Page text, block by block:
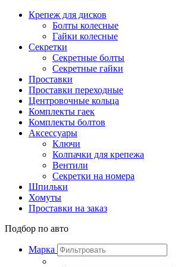
Крепеж для дисков
Болты колесные
Гайки колесные
Секретки
Секретные болты
Секретные гайки
Проставки
Проставки переходные
Центровочные кольца
Комплекты гаек
Комплекты болтов
Аксессуары
Ключи
Колпачки для крепежа
Вентили
Секретки на номера
Шпильки
Хомуты
Проставки на заказ
Подбор по авто
Марка